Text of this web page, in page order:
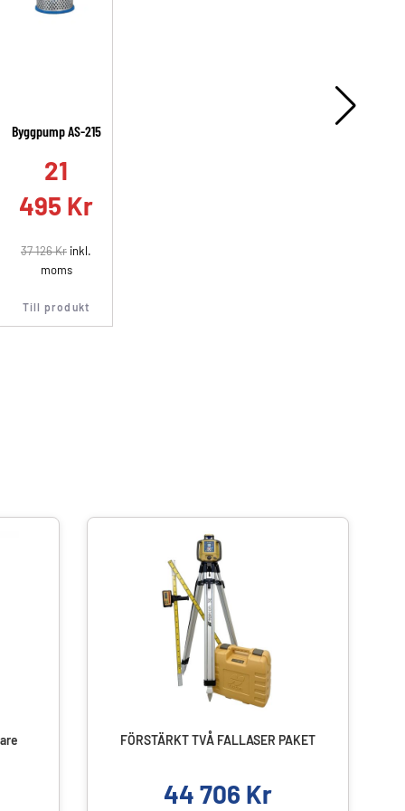
Byggpump AS-215
21
495 Kr
37 126Kr inkl.
moms
Till produkt
FÖRSTÄRKT TVÅ FALLASER PAKET
44 706 Kr